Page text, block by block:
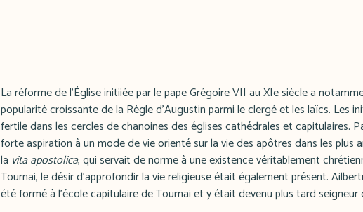
La réforme de l'Église initiiée par le pape Grégoire VII au XIe siècle a
popularité croissante de la Règle d'Augustin parmi le clergé et les laïcs. Les
fertile dans les cercles de chanoines des églises cathédrales et capitulaires.
forte aspiration à un mode de vie orienté sur la vie des apôtres dans les plus
la vita apostolica, qui servait de norme à une existence véritablement
Tournai, le désir d'approfondir la vie religieuse était également présent.
été formé à l'école capitulaire de Tournai et y était devenu plus tard seigneur